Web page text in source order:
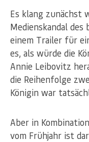
Es klang zunächst
Medienskandal
einem Trailer für
es, als würde die
Annie Leibovitz
die Reihenfolge
Königin war
Aber in
vom Frühjahr ist